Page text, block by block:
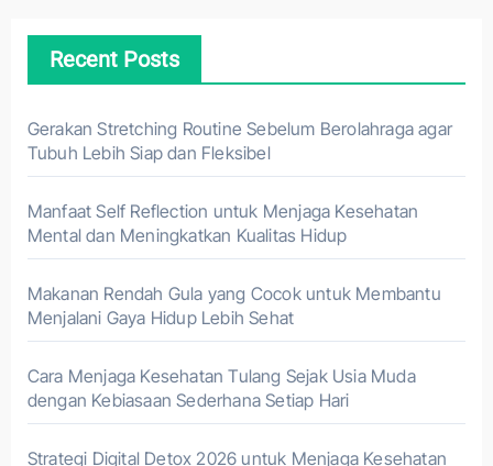
Recent Posts
Gerakan Stretching Routine Sebelum Berolahraga agar
Tubuh Lebih Siap dan Fleksibel
Manfaat Self Reflection untuk Menjaga Kesehatan
Mental dan Meningkatkan Kualitas Hidup
Makanan Rendah Gula yang Cocok untuk Membantu
Menjalani Gaya Hidup Lebih Sehat
Cara Menjaga Kesehatan Tulang Sejak Usia Muda
dengan Kebiasaan Sederhana Setiap Hari
Strategi Digital Detox 2026 untuk Menjaga Kesehatan